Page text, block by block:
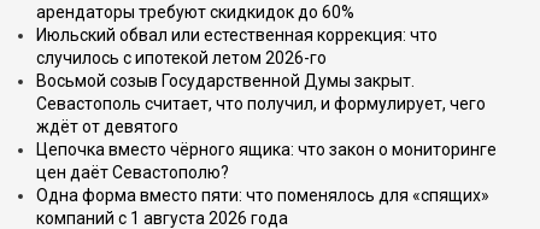
арендаторы требуют скидкидок до 60%
Июльский обвал или естественная коррекция: что
случилось с ипотекой летом 2026-го
Восьмой созыв Государственной Думы закрыт.
Севастополь считает, что получил, и формулирует, чего
ждёт от девятого
Цепочка вместо чёрного ящика: что закон о мониторинге
цен даёт Севастополю?
Одна форма вместо пяти: что поменялось для «спящих»
компаний с 1 августа 2026 года